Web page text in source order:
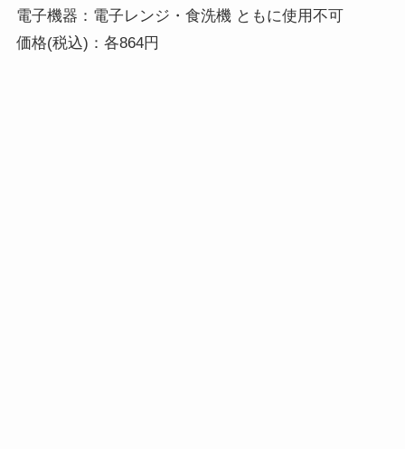
電子機器：電子レンジ・食洗機 ともに使用不可
価格(税込)：各864円